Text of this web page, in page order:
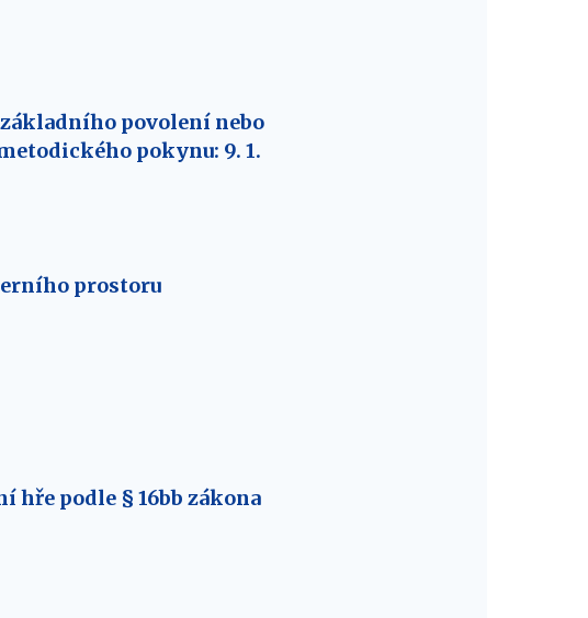
povolení nebo
pokynu: 9. 1.
prostoru
hře podle § 16bb zákona